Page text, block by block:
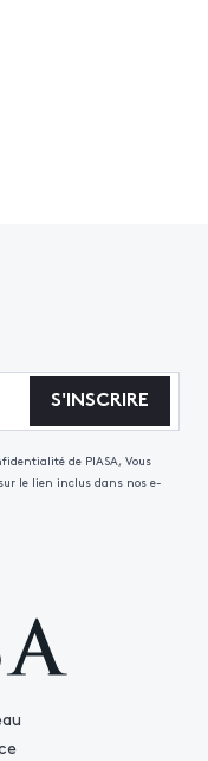
S'INSCRIRE
de PIASA, Vous
le lien inclus dans nos e-